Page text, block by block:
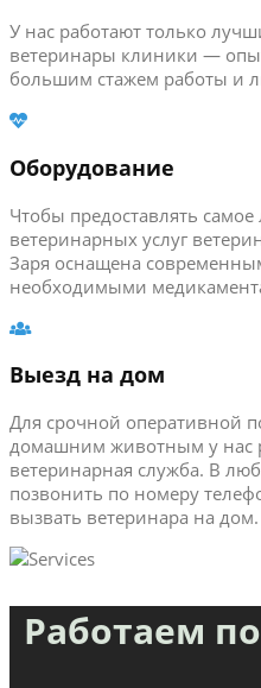
У нас работают только
ветеринары клиники —
большим стажем работы и
Оборудование
Чтобы предоставлять самое
ветеринарных услуг
Заря оснащена
необходимыми
Выезд на дом
Для срочной оперативной
домашним животным у нас
ветеринарная служба. В
позвонить по номеру
вызвать ветеринара на дом.
Работаем